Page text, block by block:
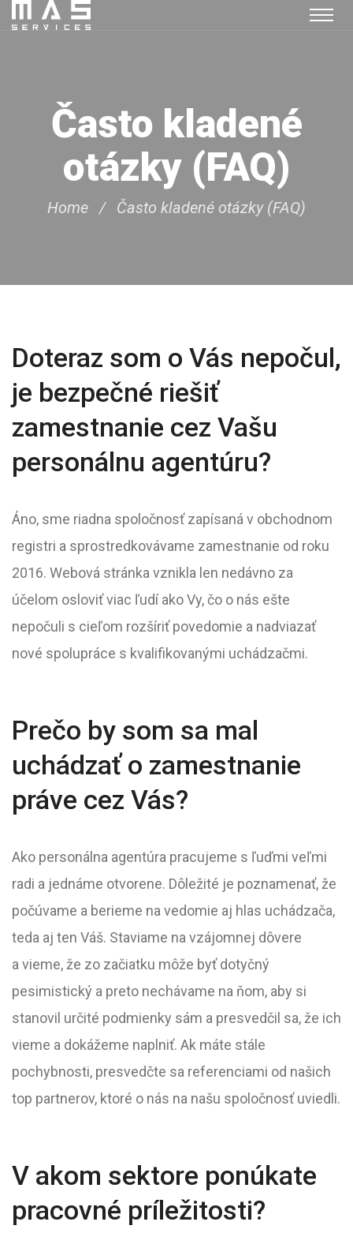
Často kladené
otázky (FAQ)
Home Často kladené otázky (FAQ)
Doteraz som o Vás nepočul,
je bezpečné riešiť
zamestnanie cez Vašu
personálnu agentúru?
Áno, sme riadna spoločnosť zapísaná v obchodnom
registri a sprostredkovávame zamestnanie od roku
2016. Webová stránka vznikla len nedávno za
účelom osloviť viac ľudí ako Vy, čo o nás ešte
nepočuli s cieľom rozšíriť povedomie a nadviazať
nové spolupráce s kvalifikovanými uchádzačmi.
Prečo by som sa mal
uchádzať o zamestnanie
práve cez Vás?
Ako personálna agentúra pracujeme s ľuďmi veľmi
radi a jednáme otvorene. Dôležité je poznamenať, že
počúvame a berieme na vedomie aj hlas uchádzača,
teda aj ten Váš. Staviame na vzájomnej dôvere
a vieme, že zo začiatku môže byť dotyčný
pesimistický a preto nechávame na ňom, aby si
stanovil určité podmienky sám a presvedčil sa, že ich
vieme a dokážeme naplniť. Ak máte stále
pochybnosti, presvedčte sa referenciami od našich
top partnerov, ktoré o nás na našu spoločnosť uviedli.
V akom sektore ponúkate
pracovné príležitosti?